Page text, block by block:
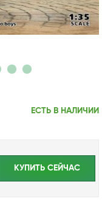
ЕСТЬ В НАЛИЧИИ
КУПИТЬ CЕЙЧАС